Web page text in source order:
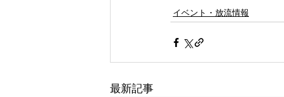
イベント・放流情報
最新記事